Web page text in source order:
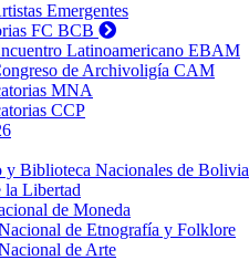
Emergentes
FC BCB
Latinoamericano EBAM
de Archivoligía CAM
MNA
CCP
y Biblioteca Nacionales de Bolivia
la Libertad
de Moneda
de Etnografía y Folklore
de Arte